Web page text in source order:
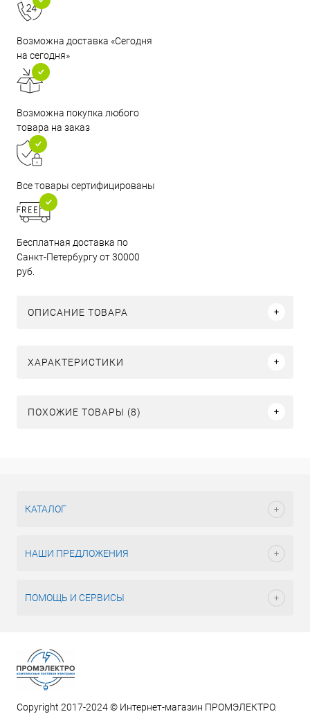
Возможна доставка «Сегодня
на сегодня»
Возможна покупка любого
товара на заказ
Все товары сертифицированы
Бесплатная доставка по
Санкт-Петербургу от 30000
руб.
ОПИСАНИЕ ТОВАРА
ХАРАКТЕРИСТИКИ
ПОХОЖИЕ ТОВАРЫ (8)
КАТАЛОГ
НАШИ ПРЕДЛОЖЕНИЯ
ПОМОЩЬ И СЕРВИСЫ
Copyright 2017-2024 © Интернет-магазин ПРОМЭЛЕКТРО.